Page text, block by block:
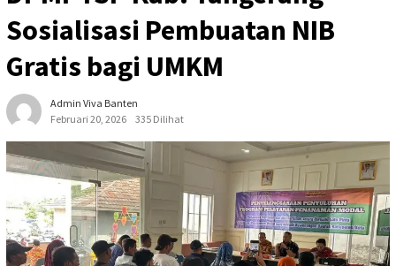
Sosialisasi Pembuatan NIB
Gratis bagi UMKM
Admin Viva Banten
Februari 20, 2026
335 Dilihat